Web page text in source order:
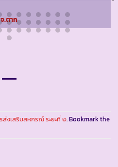
.ตาก
ส่งเสริมสหกรณ์ ระยะที่ ๒. Bookmark the